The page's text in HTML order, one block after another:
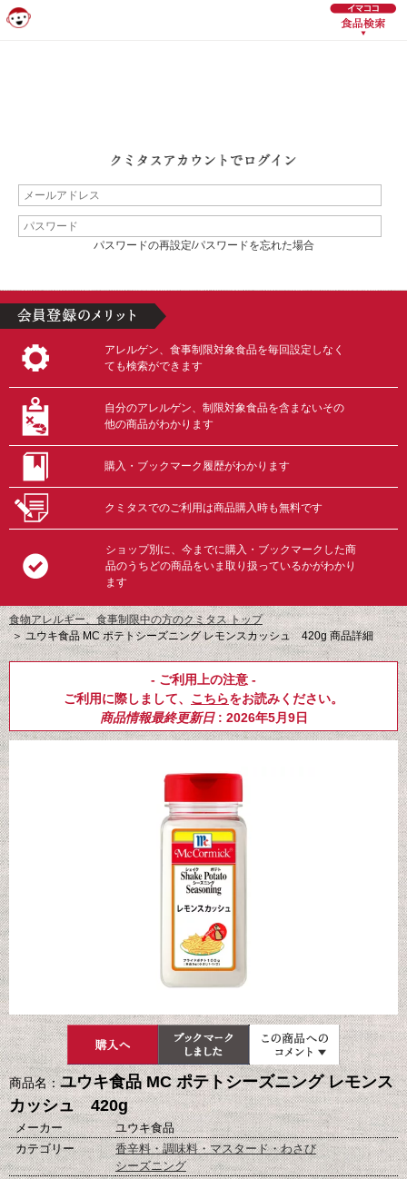
パスワードの再設定/パスワードを忘れた場合
アレルゲン、食事制限対象食品を毎回設定しなく
ても検索ができます
自分のアレルゲン、制限対象食品を含まないその
他の商品がわかります
購入・ブックマーク履歴がわかります
クミタスでのご利用は商品購入時も無料です
ショップ別に、今までに購入・ブックマークした商
品のうちどの商品をいま取り扱っているかがわかり
ます
食物アレルギー、食事制限中の方のクミタス トップ
＞ユウキ食品 MC ポテトシーズニング レモンスカッシュ 420g 商品詳細
- ご利用上の注意 -
ご利用に際しまして、 こちらをお読みください。
商品情報最終更新日: 2026年5月9日
商品名：ユウキ食品 MC ポテトシーズニング レモンス
カッシュ 420g
メーカー
ユウキ食品
カテゴリー
香辛料・調味料・マスタード・わさび
シーズニング